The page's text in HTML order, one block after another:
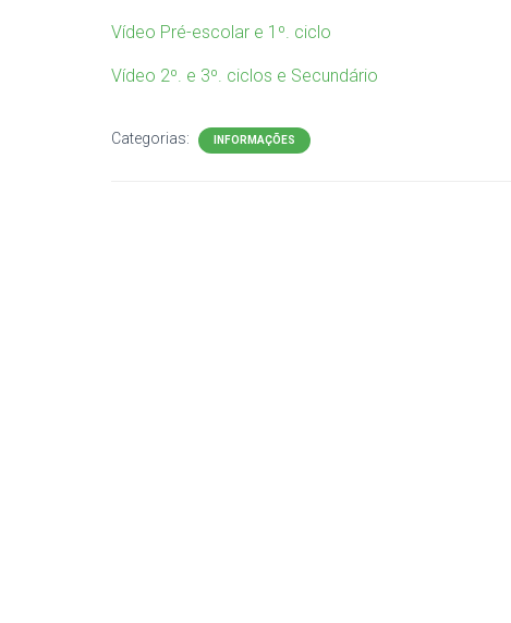
Vídeo Pré-escolar e 1º. ciclo
Vídeo 2º. e 3º. ciclos e Secundário
Categorias: INFORMAÇÕES